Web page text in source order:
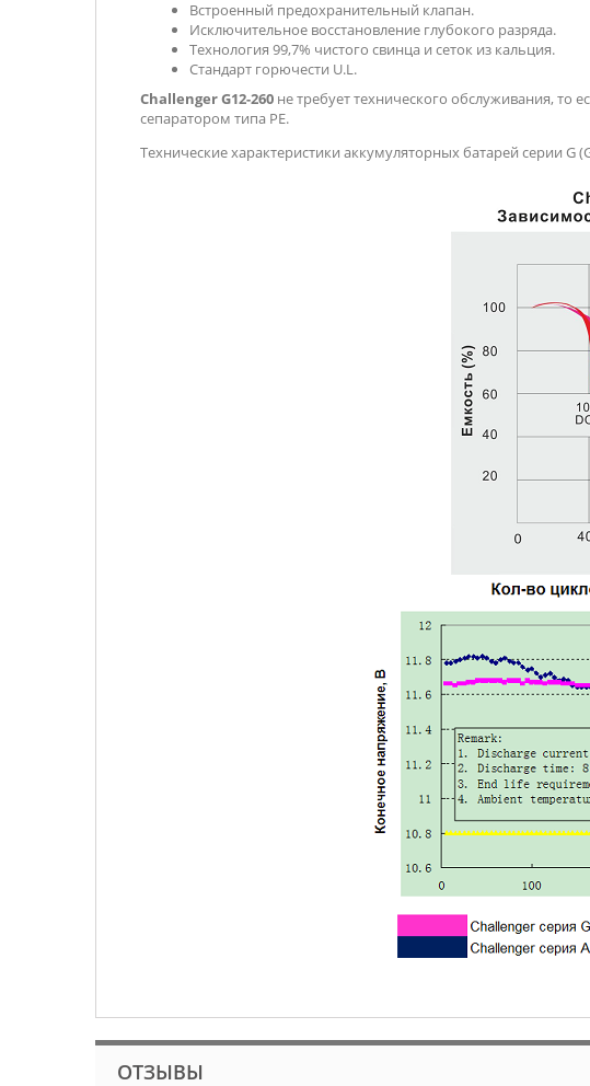
Встроенный предохранительный клапан.
Исключительное восстановление глубокого разряда.
Технология 99,7% чистого свинца и сеток из кальция.
Стандарт горючести U.L.
Challenger G12-260 не требует технического обслуживания, то
сепаратором типа PE.
Технические характеристики аккумуляторных батарей серии G
ОТЗЫВЫ